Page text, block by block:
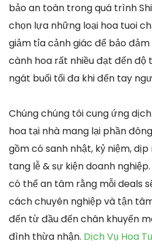
bảo an toàn trong quá trình
chọn lựa những loại hoa tuoi
giảm tỉa cảnh giác để bảo
cành hoa rất nhiều đạt đến
ngát buổi tối đa khi đến tay
Chúng chúng tôi cung ứng
hoa tại nhà mang lại phần
gồm có sanh nhật, kỷ niệm,
tang lễ & sự kiện doanh
có thể an tâm rằng mỗi deals
cách chuyên nghiệp và tận
đến từ đầu đến chân khuyến
đình thừa nhận. Dịch Vụ Hoa